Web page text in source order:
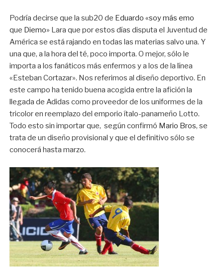
Podría decirse que la sub20 de Eduardo «soy más emo
que Diemo» Lara que por estos días disputa el Juventud de
América se está rajando en todas las materias salvo una. Y
una que, a la hora del té, poco importa. O mejor, sólo le
importa a los fanáticos más enfermos y a los de la línea
«Esteban Cortazar». Nos referimos al diseño deportivo. En
este campo ha tenido buena acogida entre la afición la
llegada de Adidas como proveedor de los uniformes de la
tricolor en reemplazo del emporio ítalo-panameño Lotto.
Todo esto sin importar que, según confirmó Mario Bros, se
trata de un diseño provisional y que el definitivo sólo se
conocerá hasta marzo.